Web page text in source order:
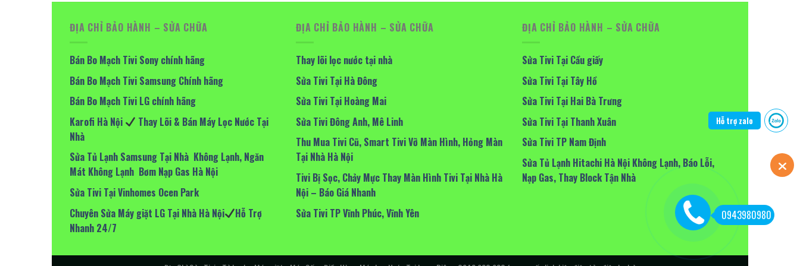
ĐỊA CHỈ BẢO HÀNH – SỬA CHỮA
Bán Bo Mạch Tivi Sony chính hãng
Bán Bo Mạch Tivi Samsung Chính hãng
Bán Bo Mạch Tivi LG chính hãng
Karofi Hà Nội
Thay Lõi & Bán Máy Lọc Nước Tại
Nhà
Sửa Tủ Lạnh Samsung Tại Nhà Không Lạnh, Ngăn
Mát Không Lạnh Bơm Nạp Gas Hà Nội
Sửa Tivi Tại Vinhomes Ocen Park
Chuyên Sửa Máy giặt LG Tại Nhà Hà Nội
Hỗ Trợ
Nhanh 24/7
ĐỊA CHỈ BẢO HÀNH – SỬA CHỮA
Thay lõi lọc nước tại nhà
Sửa Tivi Tại Hà Đông
Sửa Tivi Tại Hoàng Mai
Sửa Tivi Đông Anh, Mê Linh
Thu Mua Tivi Cũ, Smart Tivi Vỡ Màn Hình, Hỏng Màn
Tại Nhà Hà Nội
Tivi Bị Sọc, Chảy Mực Thay Màn Hình Tivi Tại Nhà Hà
Nội – Báo Giá Nhanh
Sửa Tivi TP Vĩnh Phúc, Vĩnh Yên
ĐỊA CHỈ BẢO HÀNH – SỬA CHỮA
Sửa Tivi Tại Cầu giấy
Sửa Tivi Tại Tây Hồ
Sửa Tivi Tại Hai Bà Trưng
Sửa Tivi Tại Thanh Xuân
Sửa Tivi TP Nam Định
Sửa Tủ Lạnh Hitachi Hà Nội Không Lạnh, Báo Lỗi,
Nạp Gas, Thay Block Tận Nhà
0943980980
Hỗ trợ zalo